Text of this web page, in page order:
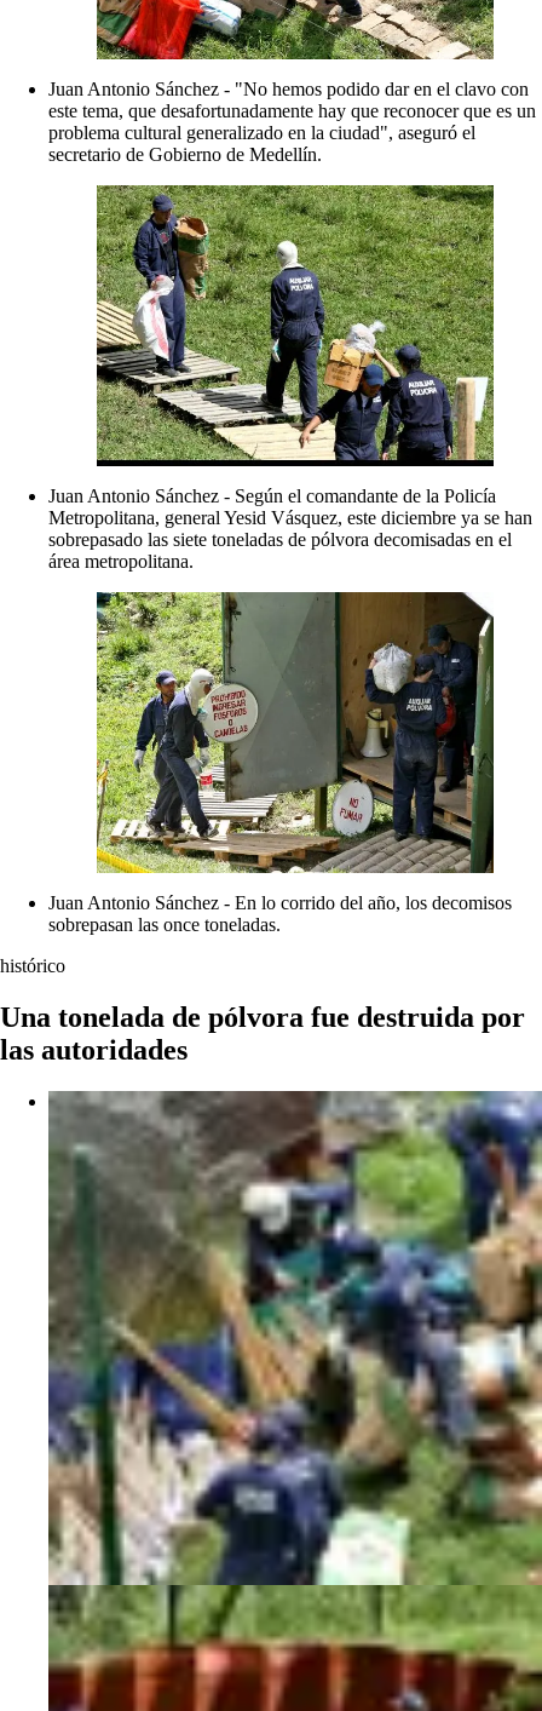
Juan Antonio Sánchez - "No hemos podido dar en el clavo con
este tema, que desafortunadamente hay que reconocer que es un
problema cultural generalizado en la ciudad", aseguró el
secretario de Gobierno de Medellín.
Juan Antonio Sánchez - Según el comandante de la Policía
Metropolitana, general Yesid Vásquez, este diciembre ya se han
sobrepasado las siete toneladas de pólvora decomisadas en el
área metropolitana.
Juan Antonio Sánchez - En lo corrido del año, los decomisos
sobrepasan las once toneladas.
histórico
Una tonelada de pólvora fue destruida por
las autoridades